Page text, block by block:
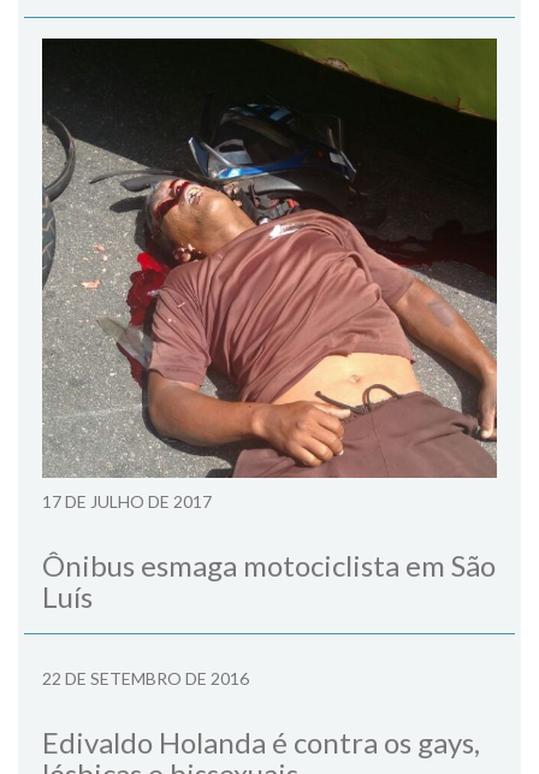
17 DE JULHO DE 2017
Ônibus esmaga motociclista em São
Luís
22 DE SETEMBRO DE 2016
Edivaldo Holanda é contra os gays,